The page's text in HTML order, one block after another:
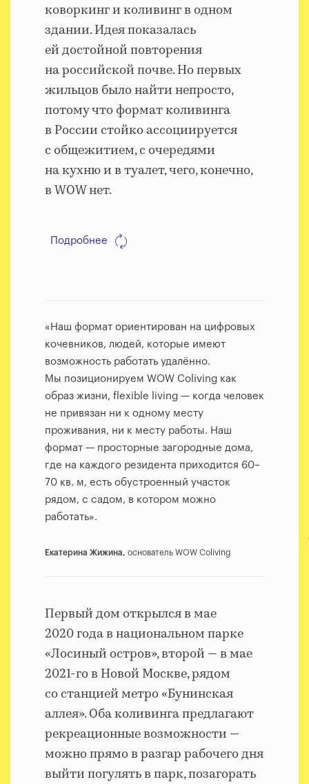
коворкинг и коливинг в одном
здании. Идея показалась
ей достойной повторения
на российской почве. Но первых
жильцов было найти непросто,
потому что формат коливинга
в России стойко ассоциируется
с общежитием, с очередями
на кухню и в туалет, чего, конечно,
в WOW нет.
Подробнее
«Наш формат ориентирован на цифровых
кочевников, людей, которые имеют
возможность работать удалённо.
Мы позиционируем WOW Coliving как
образ жизни, flexible living — когда человек
не привязан ни к одному месту
проживания, ни к месту работы. Наш
формат — просторные загородные дома,
где на каждого резидента приходится 60–
70 кв. м, есть обустроенный участок
рядом, с садом, в котором можно
работать».
Екатерина Жижина, основатель WOW Coliving
Первый дом открылся в мае
2020 года в национальном парке
«Лосиный остров», второй — в мае
2021-го в Новой Москве, рядом
со станцией метро «Бунинская
аллея». Оба коливинга предлагают
рекреационные возможности —
можно прямо в разгар рабочего дня
выйти погулять в парк, позагорать